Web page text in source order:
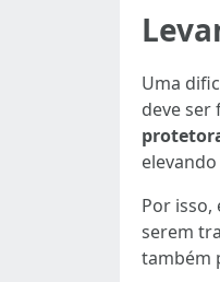
Uma
deve ser
Por isso,
serem
também